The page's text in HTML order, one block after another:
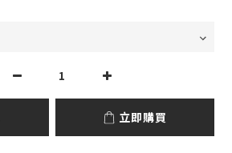
立即購買